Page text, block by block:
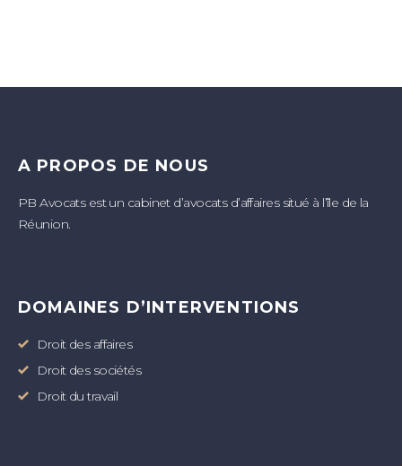
A PROPOS DE NOUS
PB Avocats est un cabinet d’avocats d’affaires situé à l’île de la
Réunion.
DOMAINES D’INTERVENTIONS
Droit des affaires
Droit des sociétés
Droit du travail